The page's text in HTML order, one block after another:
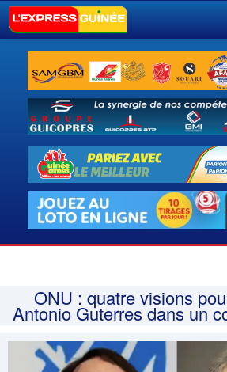
ONU : quatre visions
Antonio Guterres dans un